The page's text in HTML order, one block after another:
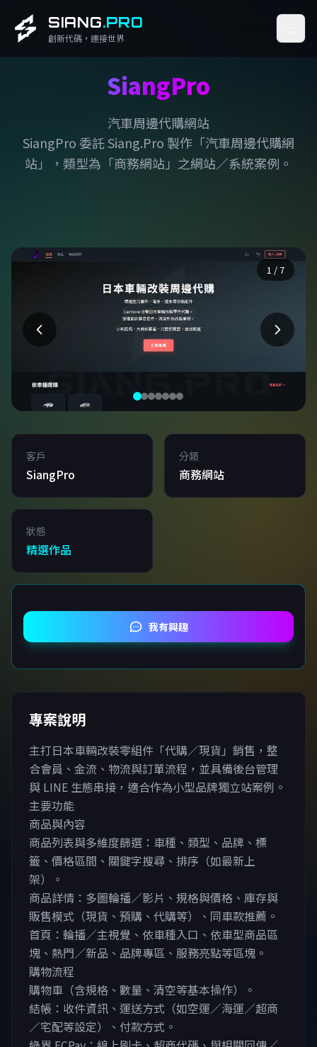
SIANG.PRO
創新代碼，連接世界
SiangPro
汽車周邊代購網站
SiangPro 委託 Siang.Pro 製作「汽車周邊代購網
站」，類型為「商務網站」之網站／系統案例。
1 / 7
客戶
SiangPro
分類
商務網站
狀態
精選作品
我有興趣
專案說明
主打日本車輛改裝零組件「代購／現貨」銷售，整
合會員、金流、物流與訂單流程，並具備後台管理
與 LINE 生態串接，適合作為小型品牌獨立站案例。
主要功能
商品與內容
商品列表與多維度篩選：車種、類型、品牌、標
籤、價格區間、關鍵字搜尋、排序（如最新上
架）。
商品詳情：多圖輪播／影片、規格與價格、庫存與
販售模式（現貨、預購、代購等）、同車款推薦。
首頁：輪播／主視覺、依車種入口、依車型商品區
塊、熱門／新品、品牌專區、服務亮點等區塊。
購物流程
購物車（含規格、數量、清空等基本操作）。
結帳：收件資訊、運送方式（如空運／海運／超商
／宅配等設定）、付款方式。